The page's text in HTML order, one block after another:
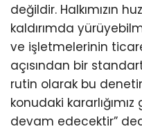
değildir. Halkımızın
kaldırımda
ve işletmelerinin
açısından bir
rutin olarak bu
konudaki
devam edecektir”